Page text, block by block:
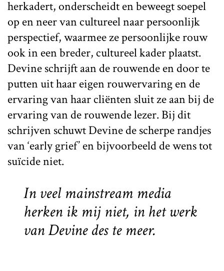
herkadert, onderscheidt en beweegt soepel
op en neer van cultureel naar persoonlijk
perspectief, waarmee ze persoonlijke rouw
ook in een breder, cultureel kader plaatst.
Devine schrijft aan de rouwende en door te
putten uit haar eigen rouwervaring en de
ervaring van haar cliënten sluit ze aan bij de
ervaring van de rouwende lezer. Bij dit
schrijven schuwt Devine de scherpe randjes
van ‘early grief’ en bijvoorbeeld de wens tot
suïcide niet.
In veel mainstream media
herken ik mij niet, in het werk
van Devine des te meer.